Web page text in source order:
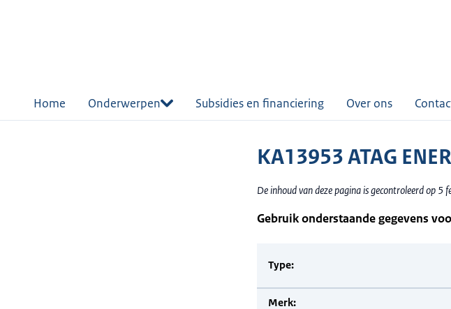
Home Onderwerpen Subsidies en financiering Over ons
KA13953 ATAG
De inhoud van deze pagina is gecontroleerd op 5
Gebruik onderstaande gegevens
Type:
Merk: